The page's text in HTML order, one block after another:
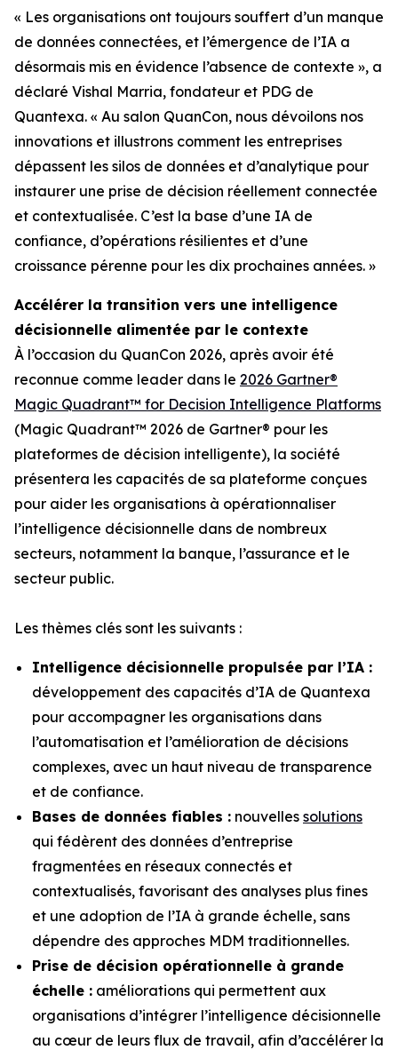
« Les organisations ont toujours souffert d’un manque
de données connectées, et l’émergence de l’IA a
désormais mis en évidence l’absence de contexte », a
déclaré Vishal Marria, fondateur et PDG de
Quantexa. « Au salon QuanCon, nous dévoilons nos
innovations et illustrons comment les entreprises
dépassent les silos de données et d’analytique pour
instaurer une prise de décision réellement connectée
et contextualisée. C’est la base d’une IA de
confiance, d’opérations résilientes et d’une
croissance pérenne pour les dix prochaines années. »
Accélérer la transition vers une intelligence
décisionnelle alimentée par le contexte
À l’occasion du QuanCon 2026, après avoir été
reconnue comme leader dans le 2026 Gartner®
Magic Quadrant™ for Decision Intelligence Platforms
(Magic Quadrant™ 2026 de Gartner® pour les
plateformes de décision intelligente), la société
présentera les capacités de sa plateforme conçues
pour aider les organisations à opérationnaliser
l’intelligence décisionnelle dans de nombreux
secteurs, notamment la banque, l’assurance et le
secteur public.
Les thèmes clés sont les suivants :
Intelligence décisionnelle propulsée par l’IA :
développement des capacités d’IA de Quantexa
pour accompagner les organisations dans
l’automatisation et l’amélioration de décisions
complexes, avec un haut niveau de transparence
et de confiance.
Bases de données fiables : nouvelles solutions
qui fédèrent des données d’entreprise
fragmentées en réseaux connectés et
contextualisés, favorisant des analyses plus fines
et une adoption de l’IA à grande échelle, sans
dépendre des approches MDM traditionnelles.
Prise de décision opérationnelle à grande
échelle : améliorations qui permettent aux
organisations d’intégrer l’intelligence décisionnelle
au cœur de leurs flux de travail, afin d’accélérer la